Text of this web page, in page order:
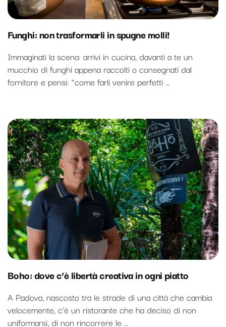
Funghi: non trasformarli in spugne molli!
Immaginati la scena: arrivi in cucina, davanti a te un
mucchio di funghi appena raccolti o consegnati dal
fornitore e pensi: “come farli venire perfetti …
Boho: dove c’è libertà creativa in ogni piatto
A Padova, nascosto tra le strade di una città che cambia
velocemente, c’è un ristorante che ha deciso di non
uniformarsi, di non rincorrere le …